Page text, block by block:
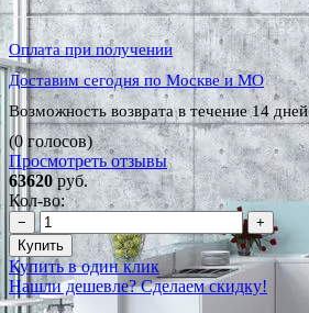
Оплата при получении
Доставим сегодня по Москве и МО
Возможность возврата в течение 14 дней
(0 голосов)
Просмотреть отзывы
63620руб.
Кол-во:
−
+
Купить
Купить в один клик
Нашли дешевле? Сделаем скидку!